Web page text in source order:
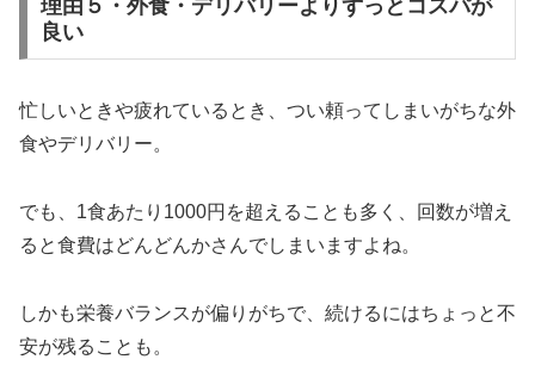
理由５・外食・デリバリーよりずっとコスパが
良い
忙しいときや疲れているとき、つい頼ってしまいがちな外
食やデリバリー。
でも、1食あたり1000円を超えることも多く、回数が増え
ると食費はどんどんかさんでしまいますよね。
しかも栄養バランスが偏りがちで、続けるにはちょっと不
安が残ることも。